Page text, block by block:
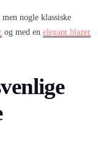
nogle klassiske
og med en elegant blazer